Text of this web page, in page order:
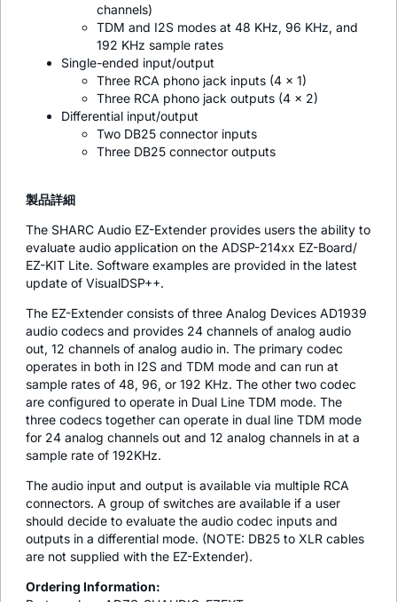
channels)
TDM and I2S modes at 48 KHz, 96 KHz, and
192 KHz sample rates
Single-ended input/output
Three RCA phono jack inputs (4 x 1)
Three RCA phono jack outputs (4 x 2)
Differential input/output
Two DB25 connector inputs
Three DB25 connector outputs
製品詳細
The SHARC Audio EZ-Extender provides users the ability to
evaluate audio application on the ADSP-214xx EZ-Board/
EZ-KIT Lite. Software examples are provided in the latest
update of VisualDSP++.
The EZ-Extender consists of three Analog Devices AD1939
audio codecs and provides 24 channels of analog audio
out, 12 channels of analog audio in. The primary codec
operates in both in I2S and TDM mode and can run at
sample rates of 48, 96, or 192 KHz. The other two codec
are configured to operate in Dual Line TDM mode. The
three codecs together can operate in dual line TDM mode
for 24 analog channels out and 12 analog channels in at a
sample rate of 192KHz.
The audio input and output is available via multiple RCA
connectors. A group of switches are available if a user
should decide to evaluate the audio codec inputs and
outputs in a differential mode. (NOTE: DB25 to XLR cables
are not supplied with the EZ-Extender).
Ordering Information: